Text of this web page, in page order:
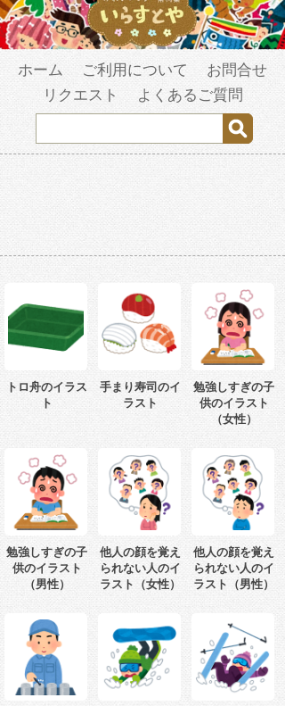
ホーム ご利用について
お問合せ
リクエスト
よくあるご質問
トロ舟のイラス
ト
手まり寿司のイ
ラスト
勉強しすぎの子
供のイラスト
（女性）
勉強しすぎの子
供のイラスト
（男性）
他人の顔を覚え
られない人のイ
ラスト（女性）
他人の顔を覚え
られない人のイ
ラスト（男性）